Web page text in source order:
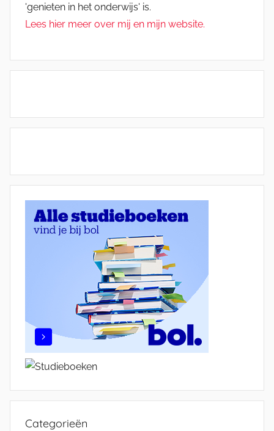
'genieten in het onderwijs' is.
Lees hier meer over mij en mijn website.
Categorieën